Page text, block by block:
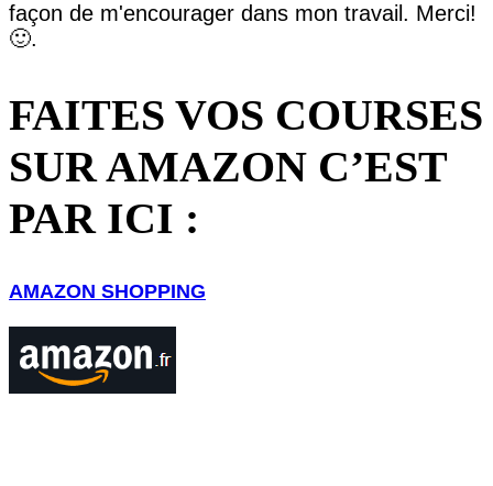
façon de m'encourager dans mon travail. Merci!
🙂.
FAITES VOS COURSES
SUR AMAZON C’EST
PAR ICI :
AMAZON SHOPPING